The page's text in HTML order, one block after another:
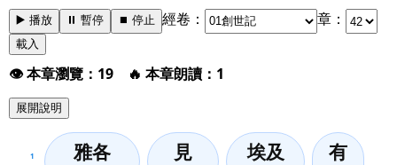
▶️ 播放 ⏸️ 暫停 ⏹️ 停止 經卷： 章：
載入
👁️ 本章瀏覽：19 🔥 本章朗讀：1
展開說明
1 雅各 見 埃及 有